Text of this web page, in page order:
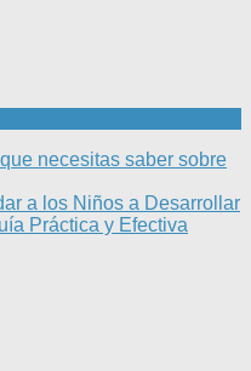
necesitas saber sobre
a los Niños a Desarrollar
Práctica y Efectiva